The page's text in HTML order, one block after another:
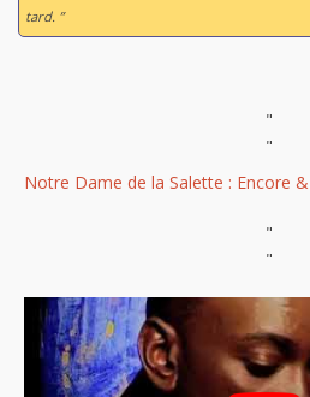
tard. ”
"
"
Notre Dame de la Salette : Encore
"
"